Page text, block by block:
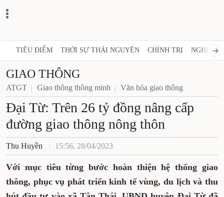
TIÊU ĐIỂM THỜI SỰ THÁI NGUYÊN CHÍNH TRỊ NGHỊ
GIAO THÔNG
ATGT Giao thông thông minh Văn hóa giao thông
Đại Từ: Trên 26 tỷ đồng nâng cấp
đường giao thông nông thôn
Thu Huyền 15:56, 28/04/2023
Với mục tiêu từng bước hoàn thiện hệ thống giao
thông, phục vụ phát triển kinh tế vùng, du lịch và thu